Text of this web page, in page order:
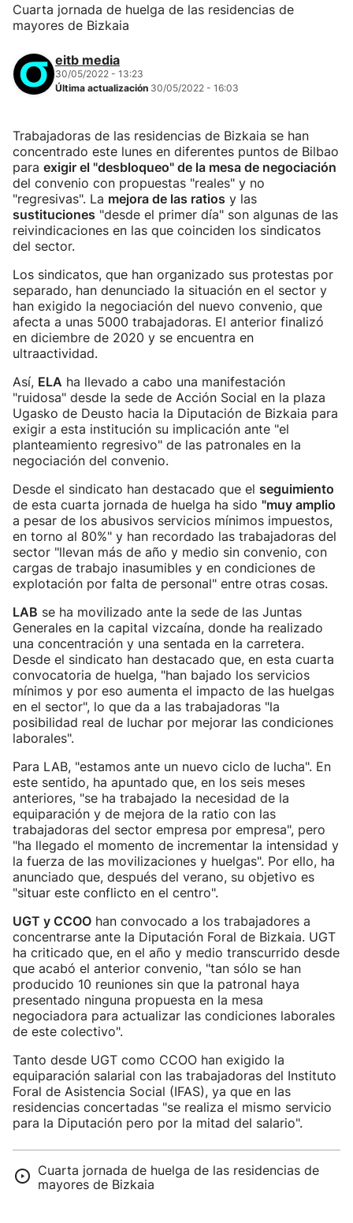
Cuarta jornada de huelga de las residencias de
mayores de Bizkaia
eitb media
30/05/2022 - 13:23
Última actualización 30/05/2022 - 16:03
Trabajadoras de las residencias de Bizkaia se han
concentrado este lunes en diferentes puntos de Bilbao
para exigir el "desbloqueo" de la mesa de negociación
del convenio con propuestas "reales" y no
"regresivas". La mejora de las ratios y las
sustituciones "desde el primer día" son algunas de las
reivindicaciones en las que coinciden los sindicatos
del sector.
Los sindicatos, que han organizado sus protestas por
separado, han denunciado la situación en el sector y
han exigido la negociación del nuevo convenio, que
afecta a unas 5000 trabajadoras. El anterior finalizó
en diciembre de 2020 y se encuentra en
ultraactividad.
Así, ELA ha llevado a cabo una manifestación
"ruidosa" desde la sede de Acción Social en la plaza
Ugasko de Deusto hacia la Diputación de Bizkaia para
exigir a esta institución su implicación ante "el
planteamiento regresivo" de las patronales en la
negociación del convenio.
Desde el sindicato han destacado que el seguimiento
de esta cuarta jornada de huelga ha sido "muy amplio
a pesar de los abusivos servicios mínimos impuestos,
en torno al 80%" y han recordado las trabajadoras del
sector "llevan más de año y medio sin convenio, con
cargas de trabajo inasumibles y en condiciones de
explotación por falta de personal" entre otras cosas.
LAB se ha movilizado ante la sede de las Juntas
Generales en la capital vizcaína, donde ha realizado
una concentración y una sentada en la carretera.
Desde el sindicato han destacado que, en esta cuarta
convocatoria de huelga, "han bajado los servicios
mínimos y por eso aumenta el impacto de las huelgas
en el sector", lo que da a las trabajadoras "la
posibilidad real de luchar por mejorar las condiciones
laborales".
Para LAB, "estamos ante un nuevo ciclo de lucha". En
este sentido, ha apuntado que, en los seis meses
anteriores, "se ha trabajado la necesidad de la
equiparación y de mejora de la ratio con las
trabajadoras del sector empresa por empresa", pero
"ha llegado el momento de incrementar la intensidad y
la fuerza de las movilizaciones y huelgas". Por ello, ha
anunciado que, después del verano, su objetivo es
"situar este conflicto en el centro".
UGT y CCOO han convocado a los trabajadores a
concentrarse ante la Diputación Foral de Bizkaia. UGT
ha criticado que, en el año y medio transcurrido desde
que acabó el anterior convenio, "tan sólo se han
producido 10 reuniones sin que la patronal haya
presentado ninguna propuesta en la mesa
negociadora para actualizar las condiciones laborales
de este colectivo".
Tanto desde UGT como CCOO han exigido la
equiparación salarial con las trabajadoras del Instituto
Foral de Asistencia Social (IFAS), ya que en las
residencias concertadas "se realiza el mismo servicio
para la Diputación pero por la mitad del salario".
Cuarta jornada de huelga de las residencias de
mayores de Bizkaia